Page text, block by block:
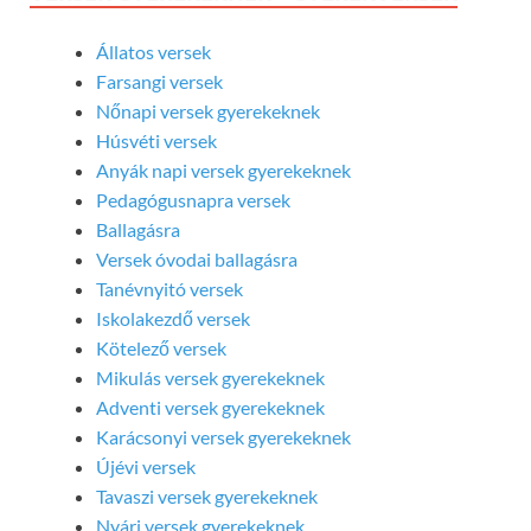
Állatos versek
Farsangi versek
Nőnapi versek gyerekeknek
Húsvéti versek
Anyák napi versek gyerekeknek
Pedagógusnapra versek
Ballagásra
Versek óvodai ballagásra
Tanévnyitó versek
Iskolakezdő versek
Kötelező versek
Mikulás versek gyerekeknek
Adventi versek gyerekeknek
Karácsonyi versek gyerekeknek
Újévi versek
Tavaszi versek gyerekeknek
Nyári versek gyerekeknek